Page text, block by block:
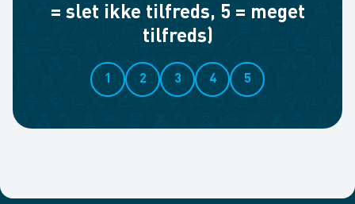
= slet ikke tilfreds, 5 = meget
tilfreds)
1 2 3 4 5